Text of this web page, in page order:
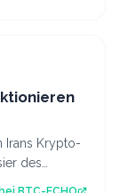
Irans Krypto-
des